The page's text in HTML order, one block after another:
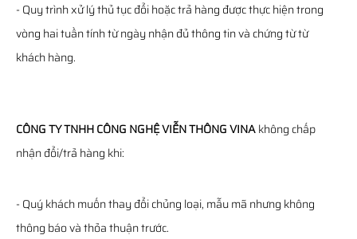
- Quy trình xử lý thủ tục đổi hoặc trả hàng được thực hiện trong
vòng hai tuần tính từ ngày nhận đủ thông tin và chứng từ từ
khách hàng.
CÔNG TY TNHH CÔNG NGHỆ VIỄN THÔNG VINAkhông chấp
nhận đổi/trả hàng khi:
- Quý khách muốn thay đổi chủng loại, mẫu mã nhưng không
thông báo và thỏa thuận trước.